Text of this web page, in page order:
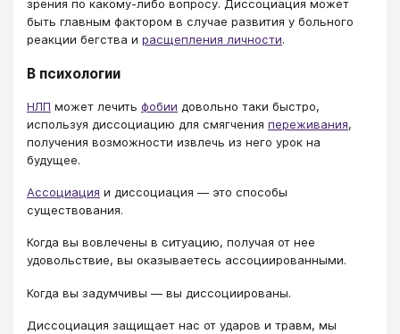
зрения по какому-либо вопросу. Диссоциация может
быть главным фактором в случае развития у больного
реакции бегства и расщепления личности.
В психологии
НЛП может лечить фобии довольно таки быстро,
используя диссоциацию для смягчения переживания,
получения возможности извлечь из него урок на
будущее.
Ассоциация и диссоциация ― это способы
существования.
Когда вы вовлечены в ситуацию, получая от нее
удовольствие, вы оказываетесь ассоциированными.
Когда вы задумчивы ― вы диссоциированы.
Диссоциация защищает нас от ударов и травм, мы